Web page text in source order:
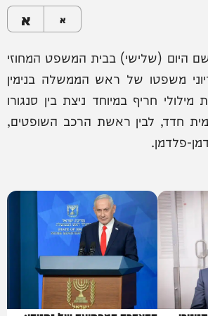
א א
היום (שלישי) בבית המשפט המחוזי
משפטו של ראש הממשלה בנימין
חריף במיוחד ניצת בין סנגורו
חדד, לבין ראשת הרכב השופטים,
פלדמן.